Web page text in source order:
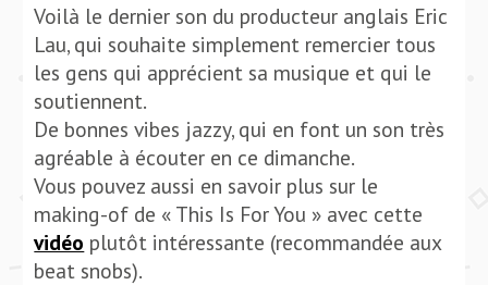
Voilà le dernier son du producteur anglais Eric
Lau, qui souhaite simplement remercier tous
les gens qui apprécient sa musique et qui le
soutiennent.
De bonnes vibes jazzy, qui en font un son très
agréable à écouter en ce dimanche.
Vous pouvez aussi en savoir plus sur le
making-of de « This Is For You » avec cette
vidéo plutôt intéressante (recommandée aux
beat snobs).